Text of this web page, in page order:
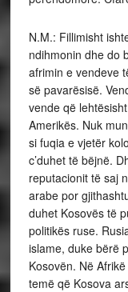
N.M.: Fillimisht
ndihmonin dhe do
afrimin e vendeve
së pavarësisë.
vende që
Amerikës. Nuk
si fuqia e vjetër
c’duhet të bëjnë.
reputacionit të saj
arabe por
duhet Kosovës të
politikës ruse.
islame, duke bërë
Kosovën. Në
temë që Kosova